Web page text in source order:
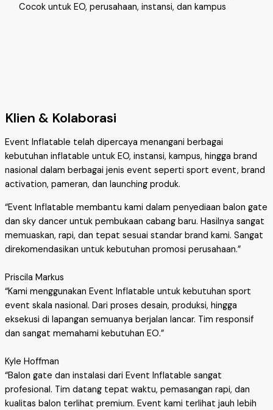
Cocok untuk EO, perusahaan, instansi, dan kampus
Klien & Kolaborasi
Event Inflatable telah dipercaya menangani berbagai
kebutuhan inflatable untuk EO, instansi, kampus, hingga brand
nasional dalam berbagai jenis event seperti sport event, brand
activation, pameran, dan launching produk.
“Event Inflatable membantu kami dalam penyediaan balon gate
dan sky dancer untuk pembukaan cabang baru. Hasilnya sangat
memuaskan, rapi, dan tepat sesuai standar brand kami. Sangat
direkomendasikan untuk kebutuhan promosi perusahaan.”
Priscila Markus
“Kami menggunakan Event Inflatable untuk kebutuhan sport
event skala nasional. Dari proses desain, produksi, hingga
eksekusi di lapangan semuanya berjalan lancar. Tim responsif
dan sangat memahami kebutuhan EO.”
Kyle Hoffman
“Balon gate dan instalasi dari Event Inflatable sangat
profesional. Tim datang tepat waktu, pemasangan rapi, dan
kualitas balon terlihat premium. Event kami terlihat jauh lebih